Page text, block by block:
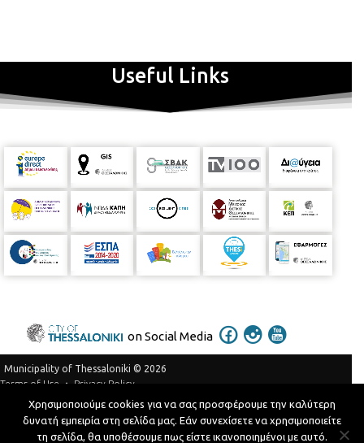
Useful Links
on Social Media
Municipality of Thessaloniki © 2026
Terms of Use
Privacy Policy
Telephone Catalog
Developed byMyCompany Projects
Χρησιμοποιούμε cookies για να σας προσφέρουμε την καλύτερη
δυνατή εμπειρία στη σελίδα μας. Εάν συνεχίσετε να χρησιμοποιείτε
τη σελίδα, θα υποθέσουμε πως είστε ικανοποιημένοι με αυτό.